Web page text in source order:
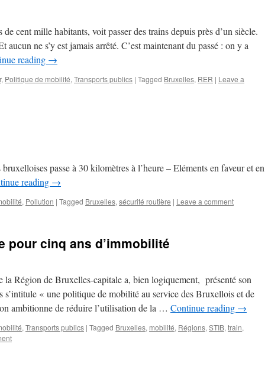
cent mille habitants, voit passer des trains depuis près d’un siècle.
ne s’y est jamais arrêté. C’est maintenant du passé : on y a
reading →
, Politique de mobilité, Transports publics | Tagged Bruxelles, RER | Leave a
passe à 30 kilomètres à l’heure – Eléments en faveur et en
reading →
, Pollution | Tagged Bruxelles, sécurité routière | Leave a comment
pour cinq ans d’immobilité
la Région de Bruxelles-capitale a, bien logiquement, présenté son
« une politique de mobilité au service des Bruxellois et de
ambitionne de réduire l’utilisation de la … Continue reading →
, Transports publics | Tagged Bruxelles, mobilité, Régions, STIB, train,